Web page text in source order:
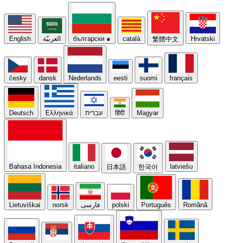
English العربيّة български ● català 繁體中文 Hrvatski
česky dansk Nederlands eesti suomi français
Deutsch Ελληνικά עברית हिंदी Magyar
Bahasa Indonesia italiano 日本語 한국어 latviešu
Lietuviškai norsk فارسی polski Português Română